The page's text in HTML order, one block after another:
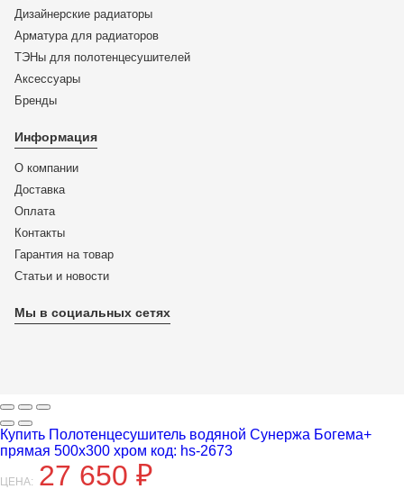
Дизайнерские радиаторы
Арматура для радиаторов
ТЭНы для полотенцесушителей
Аксессуары
Бренды
Информация
О компании
Доставка
Оплата
Контакты
Гарантия на товар
Статьи и новости
Мы в социальных сетях
Купить Полотенцесушитель водяной Сунержа Богема+
прямая 500x300 хром код: hs-2673
ЦЕНА: 27 650 ₽